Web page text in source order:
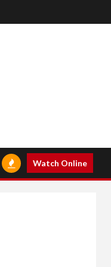
Watch Online